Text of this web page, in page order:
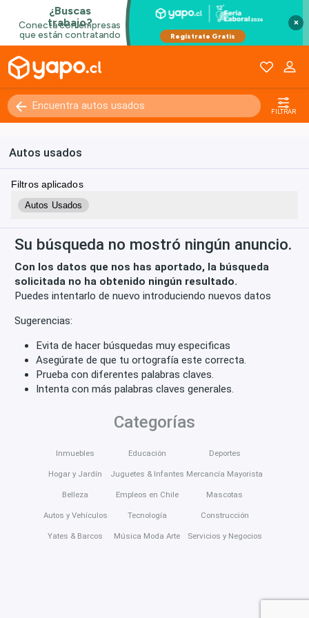
×
FILTRAR
Autos usados
Filtros aplicados
Autos Usados
Su búsqueda no mostró ningún anuncio.
Con los datos que nos has aportado, la búsqueda
solicitada no ha obtenido ningún resultado.
Puedes intentarlo de nuevo introduciendo nuevos datos
Sugerencias:
Evita de hacer búsquedas muy especificas
Asegúrate de que tu ortografía este correcta.
Prueba con diferentes palabras claves.
Intenta con más palabras claves generales.
Categorías
Inmuebles
Hogar y Jardín
Belleza
Autos y Vehículos
Yates & Barcos
Educación
Juguetes & Infantes
Empleos en Chile
Tecnología
Música Moda Arte
Deportes
Mercancía Mayorista
Mascotas
Construcción
Servicios y Negocios
Kilómetros 0 - 250000+